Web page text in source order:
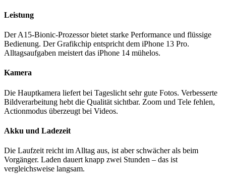
Leistung
Der A15-Bionic-Prozessor bietet starke Performance und flüssige
Bedienung. Der Grafikchip entspricht dem iPhone 13 Pro.
Alltagsaufgaben meistert das iPhone 14 mühelos.
Kamera
Die Hauptkamera liefert bei Tageslicht sehr gute Fotos. Verbesserte
Bildverarbeitung hebt die Qualität sichtbar. Zoom und Tele fehlen,
Actionmodus überzeugt bei Videos.
Akku und Ladezeit
Die Laufzeit reicht im Alltag aus, ist aber schwächer als beim
Vorgänger. Laden dauert knapp zwei Stunden – das ist
vergleichsweise langsam.